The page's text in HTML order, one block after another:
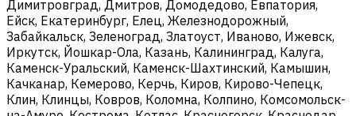
Димитровград, Дмитров, Домодедово, Евпатория,
Ейск, Екатеринбург, Елец, Железнодорожный,
Забайкальск, Зеленоград, Златоуст, Иваново, Ижевск,
Иркутск, Йошкар-Ола, Казань, Калининград, Калуга,
Каменск-Уральский, Каменск-Шахтинский, Камышин,
Качканар, Кемерово, Керчь, Киров, Кирово-Чепецк,
Клин, Клинцы, Ковров, Коломна, Колпино, Комсомольск-